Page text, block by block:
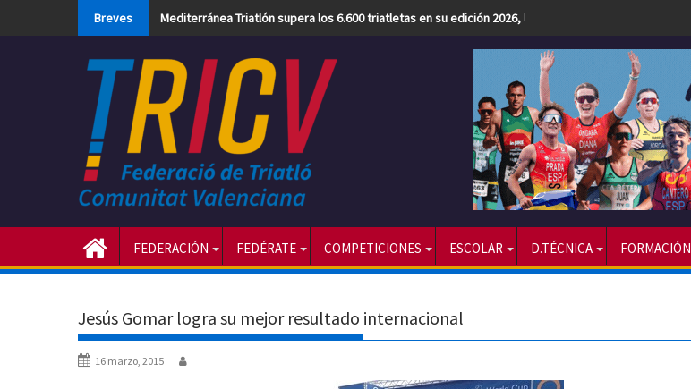
Breves Mediterránea Triatlón supera los 6.600 triatletas en su edición 2026, la más numerosa hasta la fecha
FEDERACIÓN FEDÉRATE COMPETICIONES ESCOLAR D.TÉCNICA FORMACIÓN
Jesús Gomar logra su mejor resultado internacional
16 marzo, 2015